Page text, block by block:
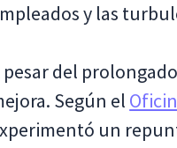
y las
pesar del
Según el
un